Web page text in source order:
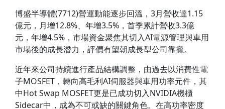
博盛半導體(7712)營運動能逐步回溫，3月營收達1.15
億元，月增12.8%、年增3.5%，首季累計營收3.3億
元，年增4.5%，市場資金聚焦其切入AI電源管理與車用
市場後的成長潛力，評價有望朝成長型公司靠攏。
近年來公司持續進行產品結構調整，由過去以消費性電
子MOSFET，轉向高毛利AI伺服器與車用功率元件，其
中Hot Swap MOSFET更是已成功切入NVIDIA機櫃
Sidecar中，成為不可或缺的關鍵角色。在高功率密度